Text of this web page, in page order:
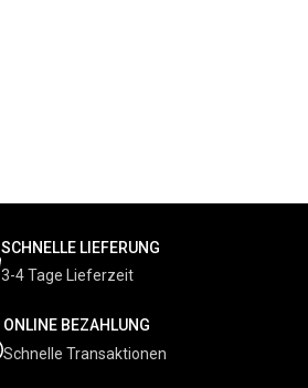
SCHNELLE LIEFERUNG
3-4 Tage Lieferzeit
ONLINE BEZAHLUNG
Schnelle Transaktionen